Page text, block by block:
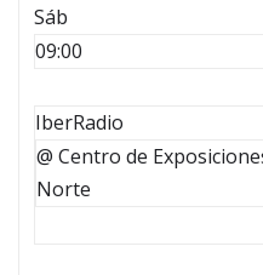
Sáb
09:00
IberRadio
@ Centro de
Norte